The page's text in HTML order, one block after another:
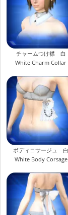
チャームつけ襟 白
White Charm Collar
ボディコサージュ 白
White Body Corsage